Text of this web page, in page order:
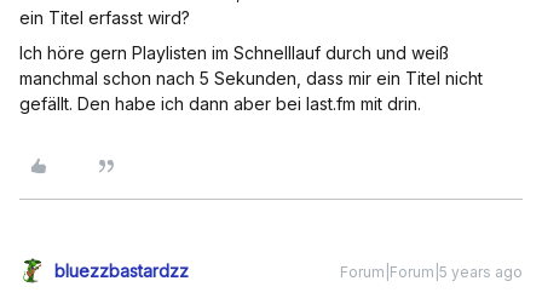
ein Titel erfasst wird?
Ich höre gern Playlisten im Schnelllauf durch und weiß
manchmal schon nach 5 Sekunden, dass mir ein Titel nicht
gefällt. Den habe ich dann aber bei last.fm mit drin.
bluezzbastardzz Forum|Forum|5 years ago